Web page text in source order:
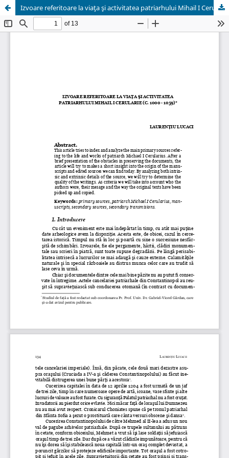
Izvoare referitoare la viaţa şi activitatea patriarhului Mihail I Cerularie (c. 1000 - 1059)